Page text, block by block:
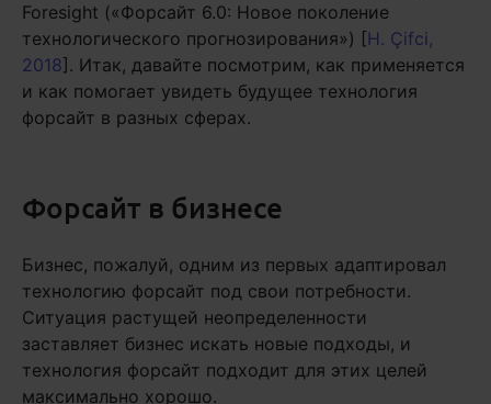
Foresight («Форсайт 6.0: Новое поколение
технологического прогнозирования») [H. Çifci,
2018]. Итак, давайте посмотрим, как применяется
и как помогает увидеть будущее технология
форсайт в разных сферах.
Форсайт в бизнесе
Бизнес, пожалуй, одним из первых адаптировал
технологию форсайт под свои потребности.
Ситуация растущей неопределенности
заставляет бизнес искать новые подходы, и
технология форсайт подходит для этих целей
максимально хорошо.